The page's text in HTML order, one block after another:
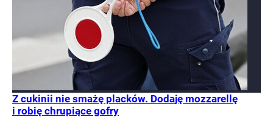
Z cukinii nie smażę placków. Dodaję mozzarellę
i robię chrupiące gofry